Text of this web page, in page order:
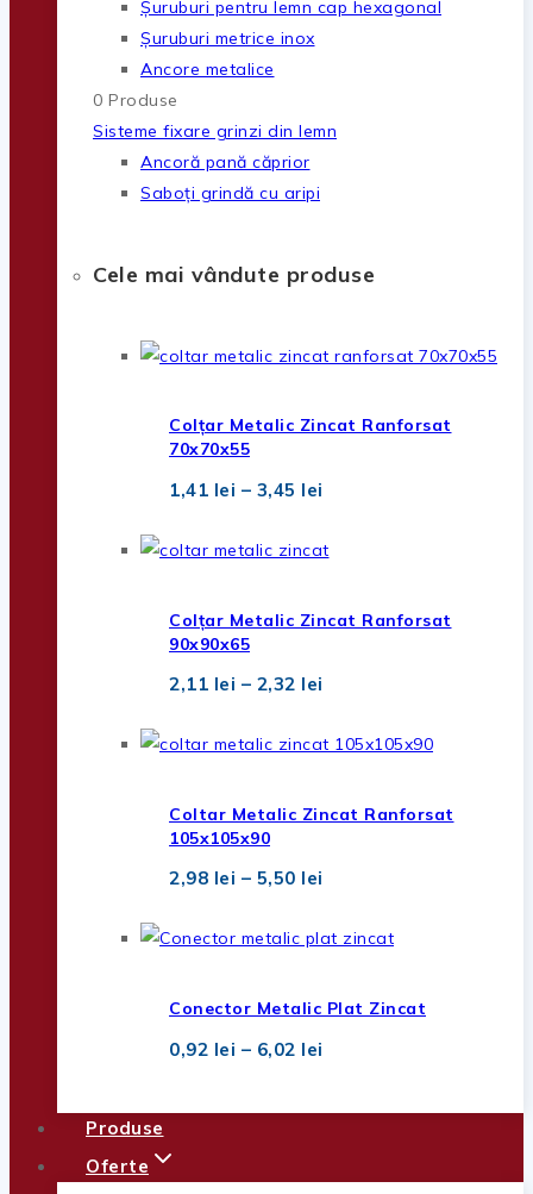
Șuruburi pentru lemn cap hexagonal
Șuruburi metrice inox
Ancore metalice
0 Produse
Sisteme fixare grinzi din lemn
Ancoră pană căprior
Saboți grindă cu aripi
Cele mai vândute produse
Colțar Metalic Zincat Ranforsat
70x70x55
1,41 lei – 3,45 lei
1,41 lei
3,45 lei
Colțar Metalic Zincat Ranforsat
90x90x65
2,11 lei – 2,32 lei
2,11 lei
2,32 lei
Coltar Metalic Zincat Ranforsat
105x105x90
2,98 lei – 5,50 lei
2,98 lei
5,50 lei
Conector Metalic Plat Zincat
0,92 lei – 6,02 lei
Produse
Oferte